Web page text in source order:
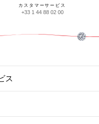
カスタマーサービス
+33 1 44 88 02 00
ス